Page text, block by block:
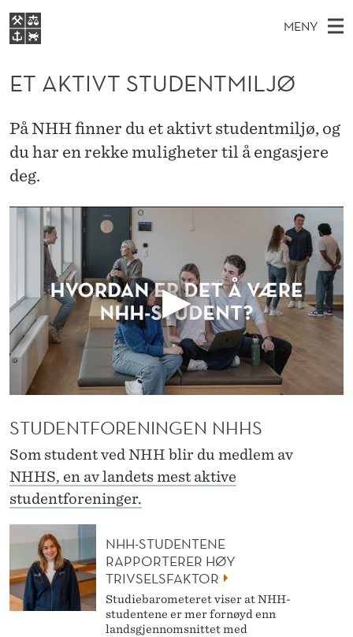
E
T
A
K
T
V
U
D
E
N
T
M
L
J
Ø
MENY
O
E
D
M
N
VIDEREUTDANNING
Ø
K
T
S
T
E
D
T
Forsiden
Om NHH
Alumni
ET AKTIVT STUDENTMILJØ
På NHH finner du et aktivt studentmiljø, og
du har en rekke muligheter til å engasjere
deg.
STUDENTFORENINGEN NHHS
Som student ved NHH blir du medlem av
NHHS, en av landets mest aktive
studentforeninger.
NHH-STUDENTENE
RAPPORTERER HØY
TRIVSELSFAKTOR
Studiebarometeret viser at NHH-
studentene er mer fornøyd enn
landsgjennomsnittet med